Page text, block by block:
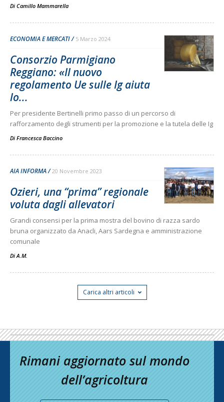
Di Camillo Mammarella
ECONOMIA E MERCATI 5 Marzo 2024
Consorzio Parmigiano
Reggiano: «Il nuovo
regolamento Ue sulle Ig aiuta
lo...
Per presidente Bertinelli primo passo di un percorso di
rafforzamento degli strumenti per la promozione e la tutela delle Ig
Di Francesca Baccino
AIA INFORMA 20 Novembre 2023
Ozieri, una “prima” regionale
voluta dagli allevatori
Grandi consensi per la prima mostra del bovino di razza sardo
bruna organizzato da Anacli, Aars Sardegna e amministrazione
comunale
DiA.M.
Carica altri articoli
Rimani aggiornato sul mondo
dell’agricoltura